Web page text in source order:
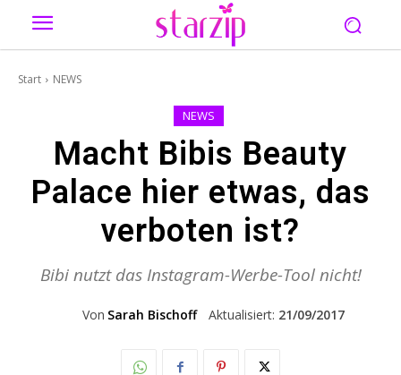
Start NEWS
NEWS
Macht Bibis Beauty
Palace hier etwas, das
verboten ist?
Bibi nutzt das Instagram-Werbe-Tool nicht!
Von Sarah Bischoff Aktualisiert: 21/09/2017